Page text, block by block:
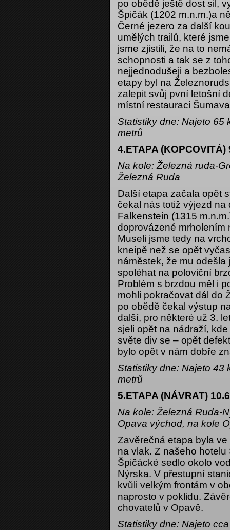
po obědě ještě dost sil,
Špičák (1202 m.n.m.)a
Černé jezero za další
umělých trailů, které
jsme zjistili, že na to
schopnosti a tak se z
nejjednodušeji a
etapy byl na
zalepit svůj pvní letošní
místní restauraci
Statistiky dne: Najeto 65
metrů
4.ETAPA (KOPCOVITÁ)
Na kole: Železná ruda-
Železná Ruda
Další etapa začala opět
čekal nás totiž výjezd
Falkenstein (1315
doprovázené mrholením
Museli jsme tedy na
kneipě než se opět
náměstek, že mu
spoléhat na poloviční
Problém s brzdou měl i
mohli pokračovat dál do
po obědě čekal výstup
další, pro některé už 3.
sjeli opět na nádraží,
světe div se – opět
bylo opět v nám dobře
Statistiky dne: Najeto 43
metrů
5.ETAPA (NÁVRAT)
Na kole: Železná Ruda-
Opava východ, na kole
Zavěrečná etapa byla
na vlak. Z našeho
Špičácké sedlo okolo
Nýrska. V přestupní
kvůli velkým frontám v
naprosto v poklidu.
chovatelů v Opavě.
Statistiky dne: Najeto